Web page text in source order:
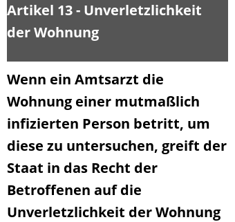
Artikel 13 - Unverletzlichkeit
der Wohnung
Wenn ein Amtsarzt die
Wohnung einer mutmaßlich
infizierten Person betritt, um
diese zu untersuchen, greift der
Staat in das Recht der
Betroffenen auf die
Unverletzlichkeit der Wohnung